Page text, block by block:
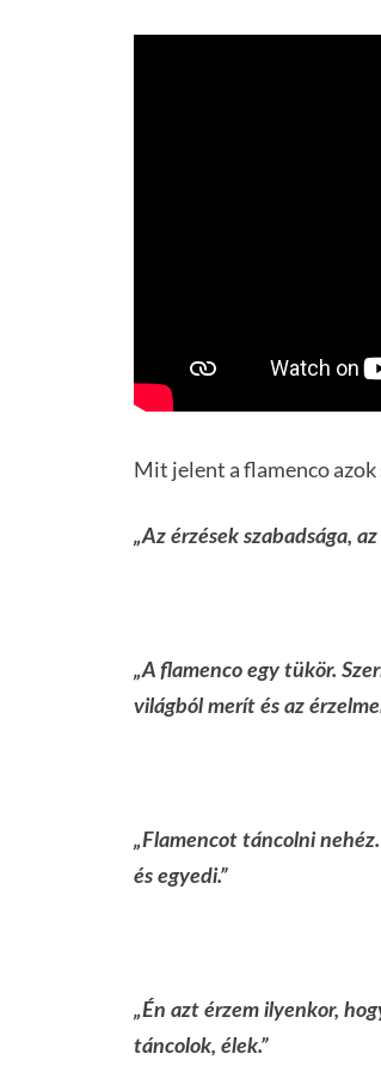
Mit jelent a flamenco azok
„Az érzések szabadsága,
„A flamenco egy tükör.
világból merít és az
„Flamencot táncolni
és egyedi.”
„Én azt érzem ilyenkor,
táncolok, élek.”